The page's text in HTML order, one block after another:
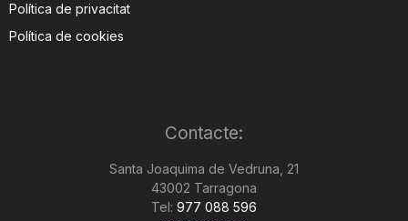
Política de privacitat
Política de cookies
Contacte:
Santa Joaquima de Vedruna, 21
43002 Tarragona
Tel: 977 088 596